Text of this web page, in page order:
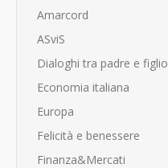
Amarcord
ASviS
Dialoghi tra padre e figlio
Economia italiana
Europa
Felicità e benessere
Finanza&Mercati